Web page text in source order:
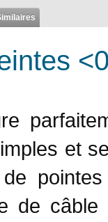
et
de